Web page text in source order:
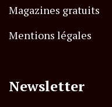
Magazines gratuits
Mentions légales
Newsletter